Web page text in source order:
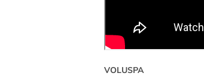
VOLUSPA